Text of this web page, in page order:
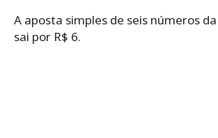
A aposta simples de seis números
sai por R$ 6.